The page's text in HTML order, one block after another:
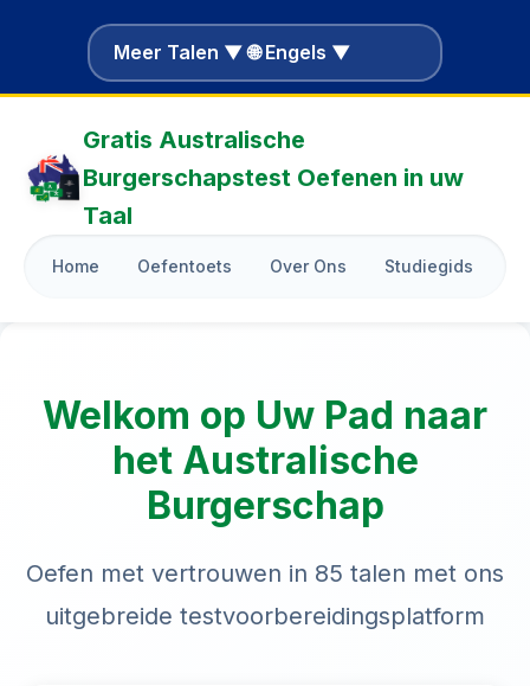
Meer Talen ▼ 🌐 Engels ▼
Gratis Australische
Burgerschapstest Oefenen in uw
Taal
Home Oefentoets Over Ons Studiegids
Welkom op Uw Pad naar
het Australische
Burgerschap
Oefen met vertrouwen in 85 talen met ons
uitgebreide testvoorbereidingsplatform